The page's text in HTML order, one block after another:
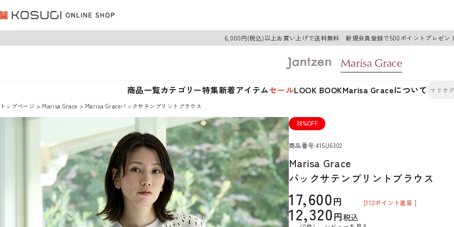
6,000円(税込)以上お買い上げで送料無料 新規会員登録で500ポイントプレゼン
商品一覧カテゴリー特集新着アイテムセールLOOK BOOKMarisa Graceについて
トップページ Marisa Grace Marisa Graceバックサテンプリントブラウス
30%OFF
商品番号 415U6302
Marisa Grace
バックサテンプリントブラウス
17,600
12,320 税込
[112ポイント進呈 ]